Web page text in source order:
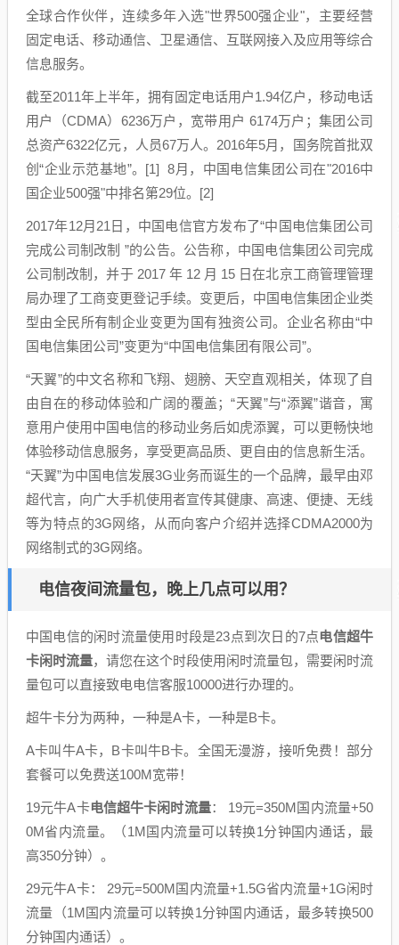
全球合作伙伴，连续多年入选"世界500强企业"，主要经营
固定电话、移动通信、卫星通信、互联网接入及应用等综合
信息服务。
截至2011年上半年，拥有固定电话用户1.94亿户，移动电话
用户（CDMA）6236万户，宽带用户 6174万户；集团公司
总资产6322亿元，人员67万人。2016年5月，国务院首批双
创“企业示范基地”。[1] 8月，中国电信集团公司在"2016中
国企业500强"中排名第29位。[2]
2017年12月21日，中国电信官方发布了“中国电信集团公司
完成公司制改制 ”的公告。公告称，中国电信集团公司完成
公司制改制，并于 2017 年 12 月 15 日在北京工商管理管理
局办理了工商变更登记手续。变更后，中国电信集团企业类
型由全民所有制企业变更为国有独资公司。企业名称由“中
国电信集团公司”变更为“中国电信集团有限公司”。
“天翼”的中文名称和飞翔、翅膀、天空直观相关，体现了自
由自在的移动体验和广阔的覆盖；“天翼”与“添翼”谐音，寓
意用户使用中国电信的移动业务后如虎添翼，可以更畅快地
体验移动信息服务，享受更高品质、更自由的信息新生活。
“天翼”为中国电信发展3G业务而诞生的一个品牌，最早由邓
超代言，向广大手机使用者宣传其健康、高速、便捷、无线
等为特点的3G网络，从而向客户介绍并选择CDMA2000为
网络制式的3G网络。
电信夜间流量包，晚上几点可以用？
中国电信的闲时流量使用时段是23点到次日的7点电信超牛
卡闲时流量，请您在这个时段使用闲时流量包，需要闲时流
量包可以直接致电电信客服10000进行办理的。
超牛卡分为两种，一种是A卡，一种是B卡。
A卡叫牛A卡，B卡叫牛B卡。全国无漫游，接听免费！部分
套餐可以免费送100M宽带！
19元牛A卡电信超牛卡闲时流量： 19元=350M国内流量+50
0M省内流量。（1M国内流量可以转换1分钟国内通话，最
高350分钟）。
29元牛A卡： 29元=500M国内流量+1.5G省内流量+1G闲时
流量（1M国内流量可以转换1分钟国内通话，最多转换500
分钟国内通话）。